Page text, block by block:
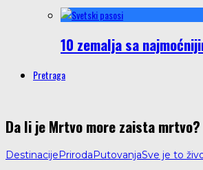
10 zemalja sa
Pretraga
Da li je Mrtvo more zaista mrtvo?
Destinacije Priroda PutovanjaSve je to